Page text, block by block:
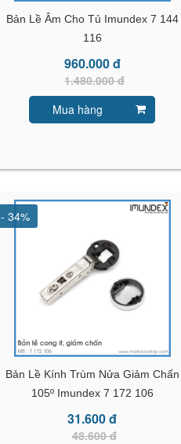
Bản Lề Âm Cho Tủ Imundex 7 144
116
960.000 đ
1.480.000 đ
Mua hàng
- 34%
Bản Lề Kính Trùm Nửa Giảm Chấn
105º Imundex 7 172 106
31.600 đ
48.600 đ